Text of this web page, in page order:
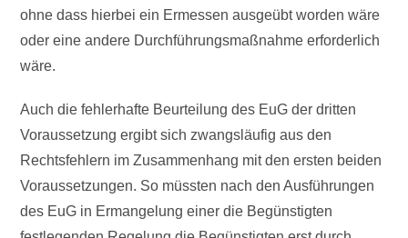
ohne dass hierbei ein Ermessen ausgeübt worden wäre
oder eine andere Durchführungsmaßnahme erforderlich
wäre.
Auch die fehlerhafte Beurteilung des EuG der dritten
Voraussetzung ergibt sich zwangsläufig aus den
Rechtsfehlern im Zusammenhang mit den ersten beiden
Voraussetzungen. So müssten nach den Ausführungen
des EuG in Ermangelung einer die Begünstigten